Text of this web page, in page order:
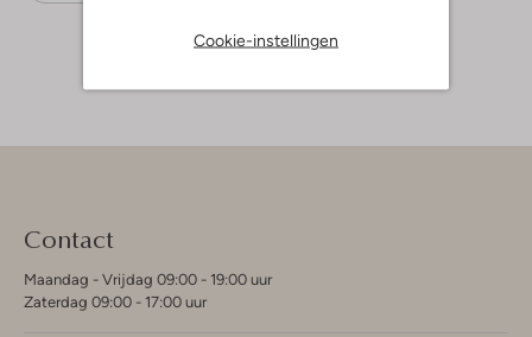
Cookie-instellingen
Contact
Maandag - Vrijdag 09:00 - 19:00 uur
Zaterdag 09:00 - 17:00 uur